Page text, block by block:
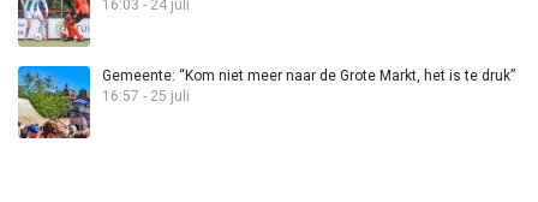
16:03 - 24 juli
Gemeente: “Kom niet meer naar de Grote Markt, het is te druk”
16:57 - 25 juli